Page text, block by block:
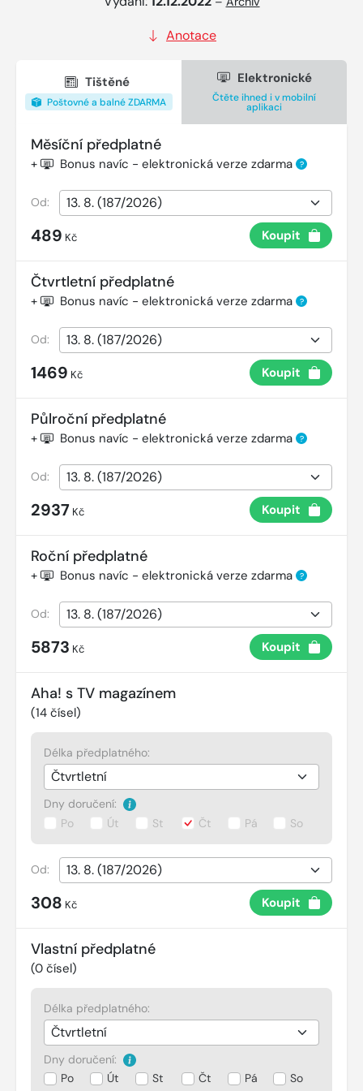
Anotace
Tištěné
Poštovné a balné ZDARMA
Elektronické
Čtěte ihned i v mobilní
aplikaci
Měsíční předplatné
+ Bonus navíc - elektronická verze zdarma ?
Od:
489 Kč Koupit
Čtvrtletní předplatné
+ Bonus navíc - elektronická verze zdarma ?
Od:
1469 Kč Koupit
Půlroční předplatné
+ Bonus navíc - elektronická verze zdarma ?
Od:
2937 Kč Koupit
Roční předplatné
+ Bonus navíc - elektronická verze zdarma ?
Od:
5873 Kč Koupit
Aha! s TV magazínem
(14 čísel)
Délka předplatného:
Dny doručení:
Po
Út St Čt Pá So
Od:
308 Kč Koupit
Vlastní předplatné
(0 čísel)
Délka předplatného:
Dny doručení:
Po
Út St Čt Pá So